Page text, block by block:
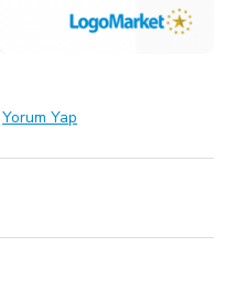
Yorum Yap